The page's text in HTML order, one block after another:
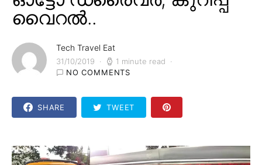
വൈറൽ..
Tech Travel Eat
31/10/2019
1 minute read
NO COMMENTS
SHARE TWEET